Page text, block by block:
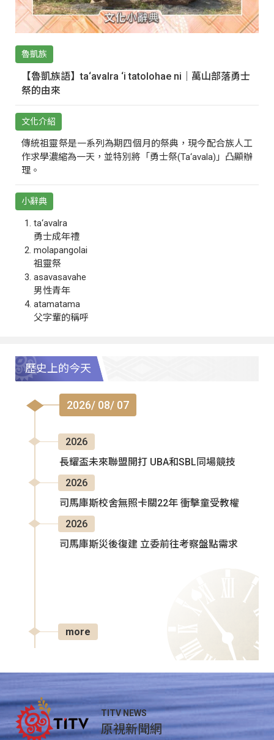
魯凱族
【魯凱族語】ta‘avalra ‘i tatolohae ni｜萬山部落勇士
祭的由來
文化介紹
傳統祖靈祭是一系列為期四個月的祭典，現今配合族人工
作求學濃縮為一天，並特別將「勇士祭(Ta‘avala)」凸顯辦
理。
小辭典
ta‘avalra
勇士成年禮
molapangolai
祖靈祭
asavasavahe
男性青年
atamatama
父字輩的稱呼
歷史上的今天
2026/ 08/ 07
2026
長耀盃未來聯盟開打 UBA和SBL同場競技
2026
司馬庫斯校舍無照卡關22年 衝擊童受教權
2026
司馬庫斯災後復建 立委前往考察盤點需求
more
TITV NEWS
原視新聞網